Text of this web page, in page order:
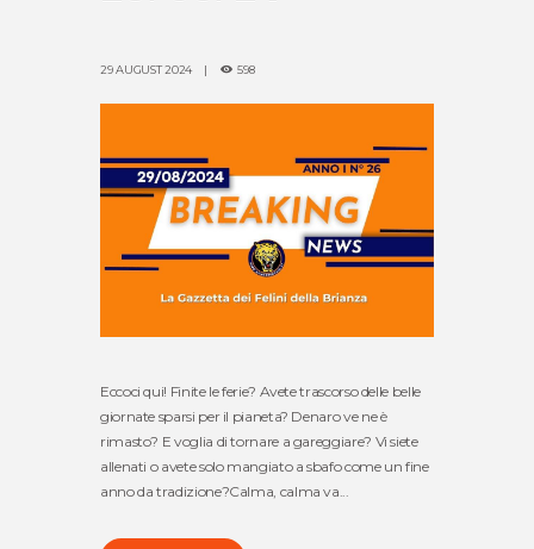
29 AUGUST 2024 598
Eccoci qui! Finite le ferie? Avete trascorso delle belle
giornate sparsi per il pianeta? Denaro ve ne è
rimasto? E voglia di tornare a gareggiare? Vi siete
allenati o avete solo mangiato a sbafo come un fine
anno da tradizione?Calma, calma va...